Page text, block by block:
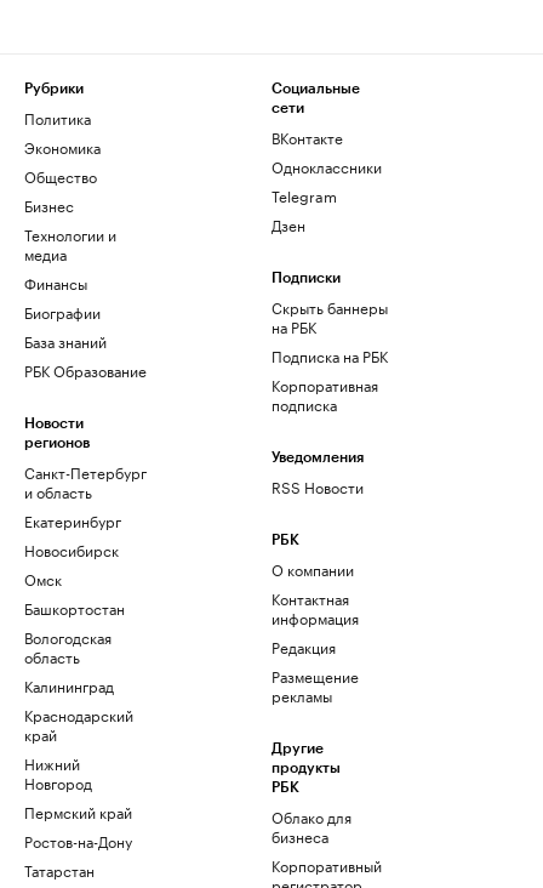
Рубрики
Политика
Экономика
Общество
Бизнес
Технологии и
медиа
Финансы
Биографии
База знаний
РБК Образование
Новости
регионов
Санкт-Петербург
и область
Екатеринбург
Новосибирск
Омск
Башкортостан
Вологодская
область
Калининград
Краснодарский
край
Нижний
Новгород
Пермский край
Ростов-на-Дону
Татарстан
Социальные
сети
ВКонтакте
Одноклассники
Telegram
Дзен
Подписки
Скрыть баннеры
на РБК
Подписка на РБК
Корпоративная
подписка
Уведомления
RSS Новости
РБК
О компании
Контактная
информация
Редакция
Размещение
рекламы
Другие
продукты
РБК
Облако для
бизнеса
Корпоративный